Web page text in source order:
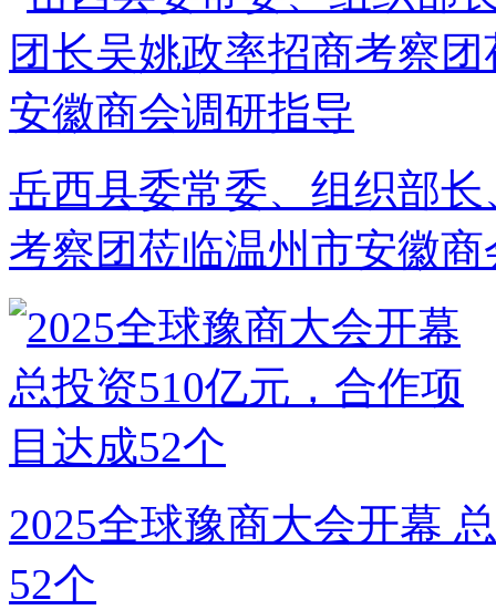
岳西县委常委、组织部
考察团莅临温州市安徽
2025全球豫商大会开幕
52个